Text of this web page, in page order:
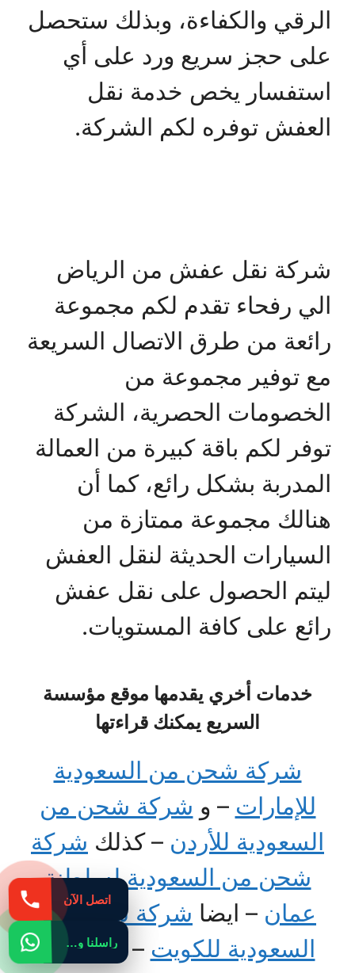
الرقي والكفاءة، وبذلك ستحصل
على حجز سريع ورد على أي
استفسار يخص خدمة نقل
العفش توفره لكم الشركة.
شركة نقل عفش من الرياض
الي رفحاء تقدم لكم مجموعة
رائعة من طرق الاتصال السريعة
مع توفير مجموعة من
الخصومات الحصرية، الشركة
توفر لكم باقة كبيرة من العمالة
المدربة بشكل رائع، كما أن
هنالك مجموعة ممتازة من
السيارات الحديثة لنقل العفش
ليتم الحصول على نقل عفش
رائع على كافة المستويات.
خدمات أخري يقدمها موقع مؤسسة
السريع يمكنك قراءتها
شركة شحن من السعودية
للإمارات – و شركة شحن من
السعودية للأردن – كذلك شركة
شحن من السعودية لسلطنة
عمان – ايضا شركة شحن من
السعودية للكويت – ثمشركة
اتصل الآن
راسلنا واتساب